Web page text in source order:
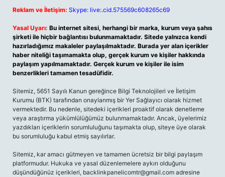
Reklam ve İletişim: Skype: live:.cid.575569c608265c69
Yasal Uyarı: Bu internet sitesi, herhangi bir marka, kurum veya şahıs
şirketi ile hiçbir bağlantısı bulunmamaktadır. Sitede yalnızca kendi
hazırladığımız makaleler paylaşılmaktadır. Burada yer alan içerikler
haber niteliği taşımamakta olup, gerçek kurum ve kişiler hakkında
paylaşım yapılmamaktadır. Gerçek kurum ve kişiler ile isim
benzerlikleri tamamen tesadüfidir.
Sitemiz, 5651 Sayılı Kanun gereğince Bilgi Teknolojileri ve İletişim
Kurumu (BTK) tarafından onaylanmış bir Yer Sağlayıcı olarak hizmet
vermektedir. Bu nedenle, sitedeki içerikleri proaktif olarak denetleme
veya araştırma yükümlülüğümüz bulunmamaktadır. Ancak, üyelerimiz
yazdıkları içeriklerin sorumluluğunu taşımakta olup, siteye üye olarak
bu sorumluluğu kabul etmiş sayılırlar.
Sitemiz, kar amacı gütmeyen ve tamamen ücretsiz bir bilgi paylaşım
platformudur. Hukuka ve yasal düzenlemelere aykırı olduğunu
düşündüğünüz içerikleri, backlinkpanelicomtr@gmail.com adresine